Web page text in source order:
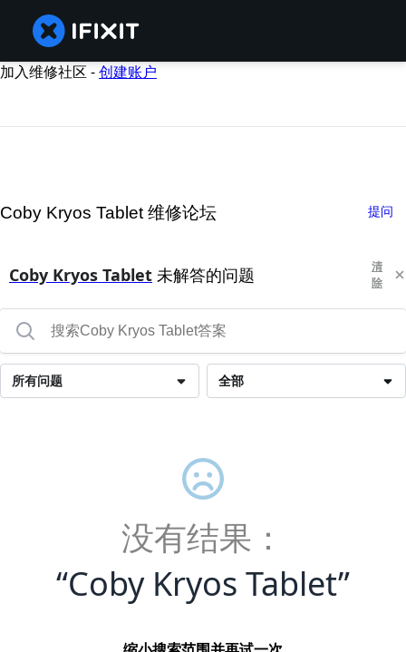
加入维修社区 -创建账户
Coby Kryos Tablet 维修论坛 提问
Coby Kryos Tablet 未解答的问题
清
除
全部
所有问题
没有结果：
“Coby Kryos Tablet”